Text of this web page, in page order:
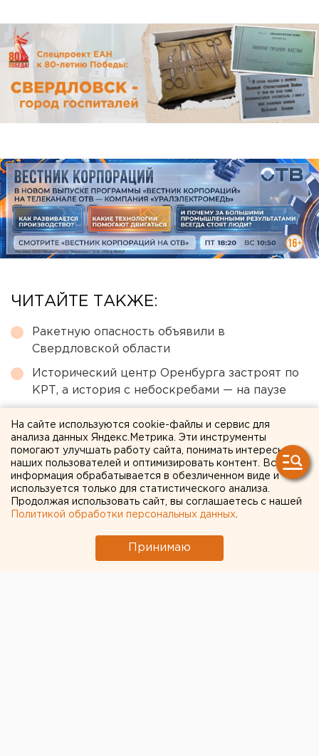
ЧИТАЙТЕ ТАКЖЕ:
Ракетную опасность объявили в
Свердловской области
Исторический центр Оренбурга застроят по
КРТ, а история с небоскребами — на паузе
В Оренбурге продлили арест «смотрителю»
кладбищ
Под Екатеринбургом диверсанты взорвали
создателя дрона «Упырь»
На сайте используются cookie-файлы и сервис для
анализа данных Яндекс.Метрика. Эти инструменты
помогают улучшать работу сайта, понимать интересы
наших пользователей и оптимизировать контент. Вся
информация обрабатывается в обезличенном виде и
используется только для статистического анализа.
Продолжая использовать сайт, вы соглашаетесь с нашей
Политикой обработки персональных данных
Принимаю